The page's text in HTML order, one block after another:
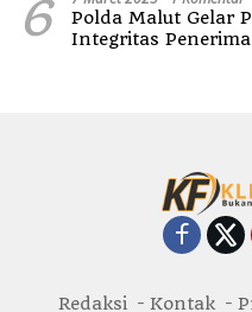
6
Polda Malut Gelar
Integritas
Redaksi Kontak